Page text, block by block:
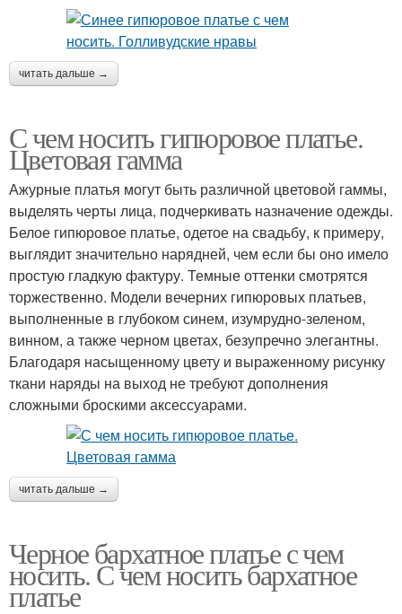
читать дальше →
С чем носить гипюровое платье.
Цветовая гамма
Ажурные платья могут быть различной цветовой гаммы,
выделять черты лица, подчеркивать назначение одежды.
Белое гипюровое платье, одетое на свадьбу, к примеру,
выглядит значительно нарядней, чем если бы оно имело
простую гладкую фактуру. Темные оттенки смотрятся
торжественно. Модели вечерних гипюровых платьев,
выполненные в глубоком синем, изумрудно-зеленом,
винном, а также черном цветах, безупречно элегантны.
Благодаря насыщенному цвету и выраженному рисунку
ткани наряды на выход не требуют дополнения
сложными броскими аксессуарами.
читать дальше →
Черное бархатное платье с чем
носить. С чем носить бархатное
платье